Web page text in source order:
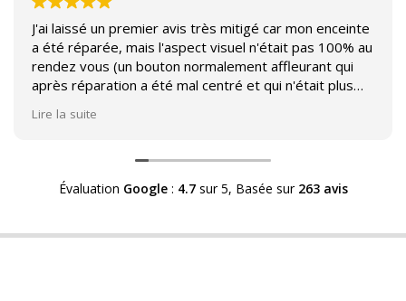
J'ai laissé un premier avis très mitigé car mon enceinte
a été réparée, mais l'aspect visuel n'était pas 100% au
rendez vous (un bouton normalement affleurant qui
après réparation a été mal centré et qui n'était plus
Héritage afin d'échanger sur mon expérience et on
m'a fourni des explications sur le pourquoi cet aspect
visuel.
enceinte n'est plus fabriqué (et donc vendu) et que
Lire la suite
Évaluation Google: 4.7sur 5, Basée sur 263 avis